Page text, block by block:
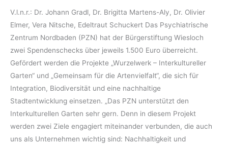
V.l.n.r.: Dr. Johann Gradl, Dr. Brigitta Martens-Aly, Dr. Olivier
Elmer, Vera Nitsche, Edeltraut Schuckert Das Psychiatrische
Zentrum Nordbaden (PZN) hat der Bürgerstiftung Wiesloch
zwei Spendenschecks über jeweils 1.500 Euro überreicht.
Gefördert werden die Projekte „Wurzelwerk – Interkultureller
Garten“ und „Gemeinsam für die Artenvielfalt“, die sich für
Integration, Biodiversität und eine nachhaltige
Stadtentwicklung einsetzen. „Das PZN unterstützt den
Interkulturellen Garten sehr gern. Denn in diesem Projekt
werden zwei Ziele engagiert miteinander verbunden, die auch
uns als Unternehmen wichtig sind: Nachhaltigkeit und